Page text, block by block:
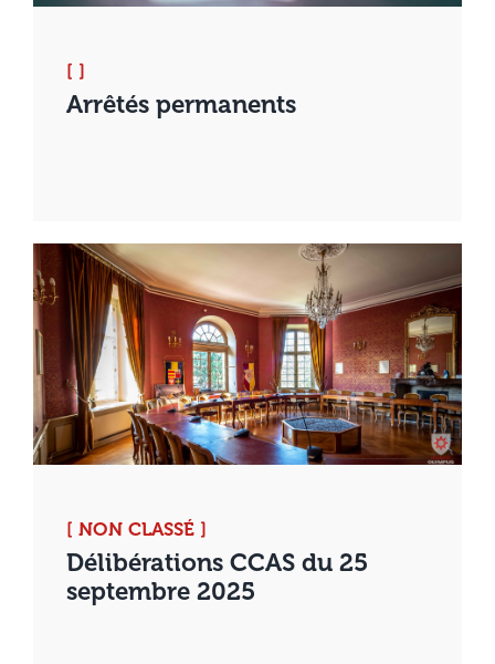
[ ]
Arrêtés permanents
[ NON CLASSÉ ]
Délibérations CCAS du 25
septembre 2025